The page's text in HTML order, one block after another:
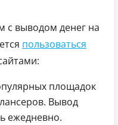
с выводом денег на
пользоваться
площадок
Вывод
ежедневно.